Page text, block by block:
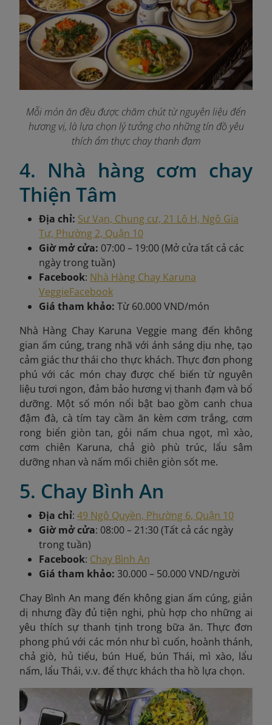
Mỗi món ăn đều được chăm chút từ nguyên liệu đến
hương vị, là lựa chọn lý tưởng cho những tín đồ yêu
thích ẩm thực chay thanh đạm
4. Nhà hàng cơm chay
Thiện Tâm
Địa chỉ: Sư Vạn, Chung cư, 21 Lô H, Ngô Gia
Tự, Phường 2, Quận 10
Giờ mở cửa: 07:00 – 19:00 (Mở cửa tất cả các
ngày trong tuần)
Facebook: Nhà Hàng Chay Karuna
VeggieFacebook
Giá tham khảo: Từ 60.000 VND/món
Nhà Hàng Chay Karuna Veggie mang đến không
gian ấm cúng, trang nhã với ánh sáng dịu nhẹ, tạo
cảm giác thư thái cho thực khách. Thực đơn phong
phú với các món chay được chế biến từ nguyên
liệu tươi ngon, đảm bảo hương vị thanh đạm và bổ
dưỡng. Một số món nổi bật bao gồm canh chua
đậm đà, cà tím tay cầm ăn kèm cơm trắng, cơm
rong biển giòn tan, gỏi nấm chua ngọt, mì xào,
cơm chiên Karuna, chả giò phù trúc, lẩu sâm
dưỡng nhan và nấm mối chiên giòn sốt me.
5. Chay Bình An
Địa chỉ: 49 Ngô Quyền, Phường 6, Quận 10
Giờ mở cửa: 08:00 – 21:30 (Tất cả các ngày
trong tuần)
Facebook: Chay Bình An
Giá tham khảo: 30.000 – 50.000 VND/người
Chay Bình An mang đến không gian ấm cúng, giản
dị nhưng đầy đủ tiện nghi, phù hợp cho những ai
yêu thích sự thanh tịnh trong bữa ăn. Thực đơn
phong phú với các món như bì cuốn, hoành thánh,
chả giò, hủ tiếu, bún Huế, bún Thái, mì xào, lẩu
nấm, lẩu Thái, v.v. để thực khách tha hồ lựa chọn.